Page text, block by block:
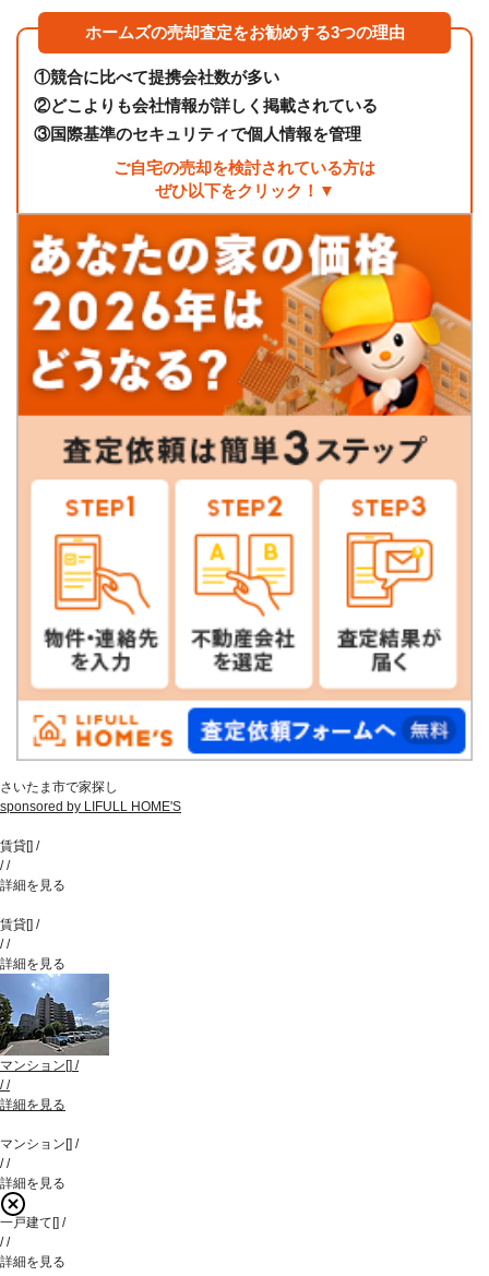
ホームズの売却査定をお勧めする3つの理由
①競合に比べて提携会社数が多い
②どこよりも会社情報が詳しく掲載されている
③国際基準のセキュリティで個人情報を管理
ご自宅の売却を検討されている方は
ぜひ以下をクリック！▼
さいたま市で家探し
sponsored by LIFULL HOME'S
賃貸[] /
//
詳細を見る
賃貸[] /
//
詳細を見る
マンション[] /
//
詳細を見る
マンション[] /
//
詳細を見る
一戸建て[] /
//
詳細を見る